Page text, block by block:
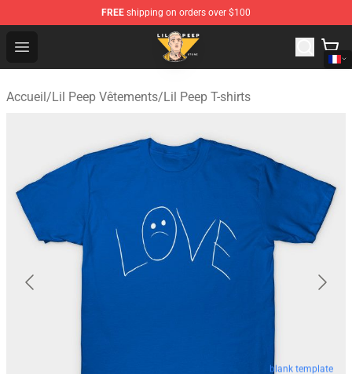
FREE shipping on orders over $100
Open menu
Lil Peep Store - Official Lil Peep Merchandise Shop
Accueil/Lil Peep Vêtements/Lil Peep T-shirts
blank template